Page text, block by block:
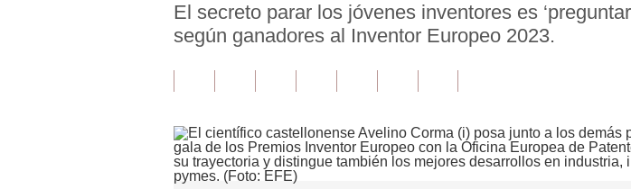
El secreto parar los jóvenes inventores es
según ganadores al Inventor Europeo 2023.